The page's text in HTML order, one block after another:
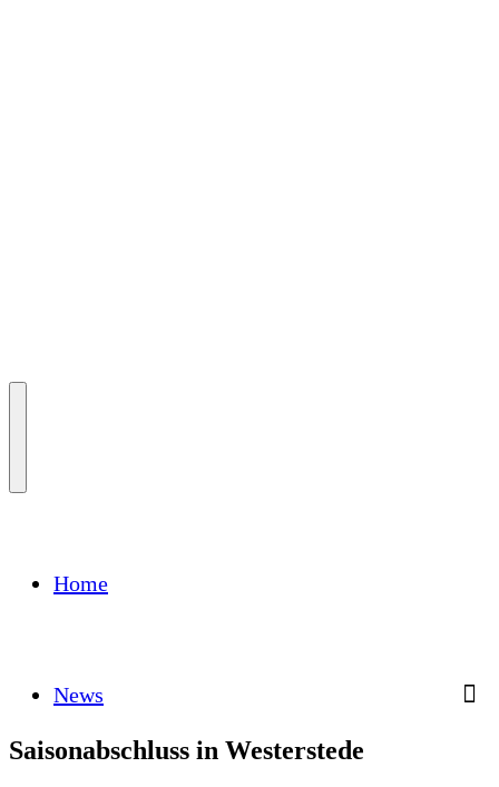
Home
News
Saisonabschluss in Westerstede